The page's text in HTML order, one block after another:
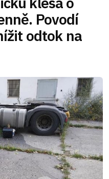
Povodí
odtok na